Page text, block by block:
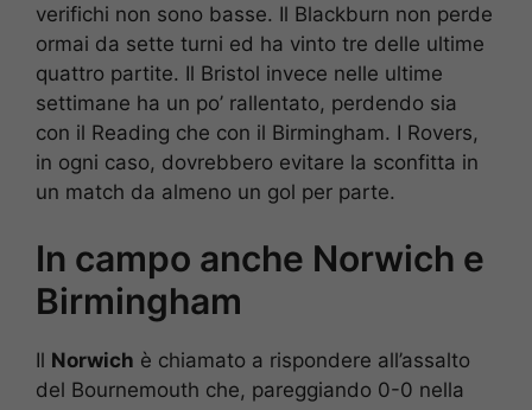
verifichi non sono basse. Il Blackburn non perde
ormai da sette turni ed ha vinto tre delle ultime
quattro partite. Il Bristol invece nelle ultime
settimane ha un po’ rallentato, perdendo sia
con il Reading che con il Birmingham. I Rovers,
in ogni caso, dovrebbero evitare la sconfitta in
un match da almeno un gol per parte.
In campo anche Norwich e
Birmingham
Il Norwich è chiamato a rispondere all’assalto
del Bournemouth che, pareggiando 0-0 nella